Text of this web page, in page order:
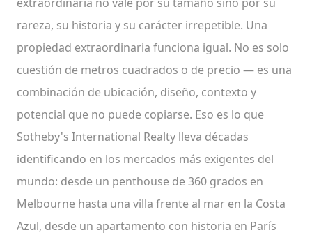
rareza, su historia y su carácter irrepetible. Una
propiedad extraordinaria funciona igual. No es solo
cuestión de metros cuadrados o de precio — es una
combinación de ubicación, diseño, contexto y
potencial que no puede copiarse. Eso es lo que
Sotheby's International Realty lleva décadas
identificando en los mercados más exigentes del
mundo: desde un penthouse de 360 grados en
Melbourne hasta una villa frente al mar en la Costa
Azul, desde un apartamento con historia en París